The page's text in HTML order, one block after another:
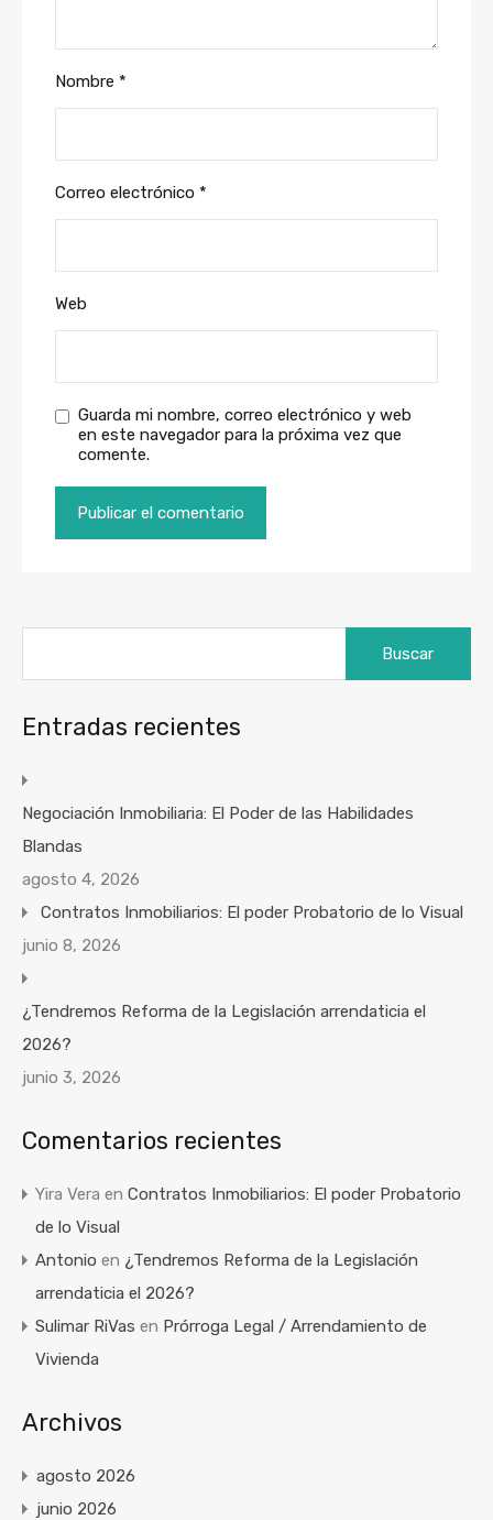
Nombre *
Correo electrónico *
Web
Guarda mi nombre, correo electrónico y web
en este navegador para la próxima vez que
comente.
Entradas recientes
Negociación Inmobiliaria: El Poder de las Habilidades
Blandas
agosto 4, 2026
Contratos Inmobiliarios: El poder Probatorio de lo Visual
junio 8, 2026
¿Tendremos Reforma de la Legislación arrendaticia el
2026?
junio 3, 2026
Comentarios recientes
Yira Vera en Contratos Inmobiliarios: El poder Probatorio
de lo Visual
Antonio en ¿Tendremos Reforma de la Legislación
arrendaticia el 2026?
Sulimar RiVas en Prórroga Legal / Arrendamiento de
Vivienda
Archivos
agosto 2026
junio 2026